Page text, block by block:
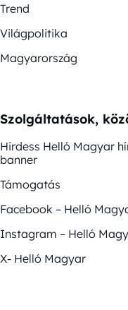
Trend
Világpolitika
Magyarország
Szolgáltatások,
Hirdess Helló Magyar
banner
Támogatás
Facebook – Helló
Instagram – Helló
X- Helló Magyar